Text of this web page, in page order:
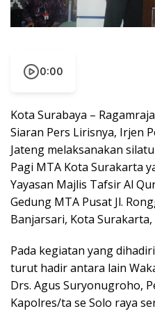
0:00
Kota Surabaya –
Siaran Pers Lirisnya, Irjen
Jateng melaksanakan
Pagi MTA Kota Surakarta
Yayasan Majlis Tafsir Al
Gedung MTA Pusat Jl.
Banjarsari, Kota
Pada kegiatan yang
turut hadir antara lain
Drs. Agus Suryonugroho,
Kapolres/ta se Solo raya